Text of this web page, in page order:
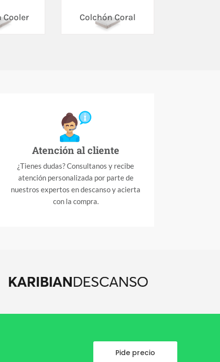
Cooler Colchón Coral
Atención al cliente
¿Tienes dudas? Consultanos y recibe
atención personalizada por parte de
nuestros expertos en descanso y acierta
con la compra.
Pide precio